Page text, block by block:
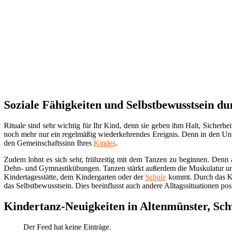
Soziale Fähigkeiten und Selbstbewusstsein
Rituale sind sehr wichtig für Ihr Kind, denn sie geben ihm Halt,
noch mehr nur ein regelmäßig wiederkehrendes Ereignis. Denn in den
den Gemeinschaftssinn Ihres Kindes.
Zudem lohnt es sich sehr, frühzeitig mit dem Tanzen zu beginnen.
Dehn- und Gymnastikübungen. Tanzen stärkt außerdem die Muskulatur
Kindertagesstätte, dem Kindergarten oder der Schule kommt. Durch das
das Selbstbewusstsein. Dies beeinflusst auch andere Alltagssituationen
Kindertanz-Neuigkeiten in Altenmünster,
Der Feed hat keine Einträge.